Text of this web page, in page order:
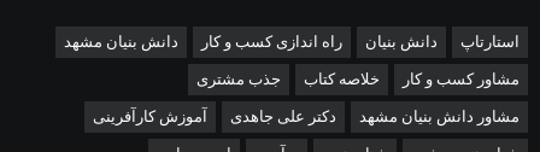
استارتاپ دانش بنیان راه اندازی کسب و کار دانش بنیان مشهد
مشاور کسب و کار خلاصه کتاب جذب مشتری
مشاور دانش بنیان مشهد دکتر علی جاهدی آموزش کارآفرینی